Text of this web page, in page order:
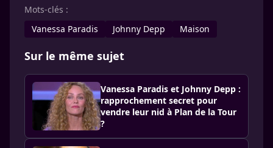
Mots-clés :
Vanessa Paradis
Johnny Depp Maison
Sur le même sujet
Vanessa Paradis et Johnny Depp :
rapprochement secret pour
vendre leur nid à Plan de la Tour
?